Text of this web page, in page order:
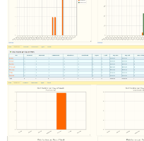
Grandstream Teclado
Grandstream Teclado
Grandstream Teclado